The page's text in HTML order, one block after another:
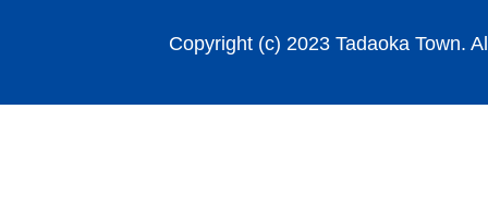
Copyright (c) 2023 Tadaoka Town.